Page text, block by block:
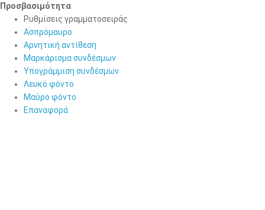
Προσβασιμότητα
Προσβασιμότητα
Ρυθμίσεις γραμματοσειράς
Ασπρόμαυρο
Αρνητική αντίθεση
Μαρκάρισμα συνδέσμων
Υπογράμμιση συνδέσμων
Λευκό φόντο
Μαύρο φόντο
Επαναφορά